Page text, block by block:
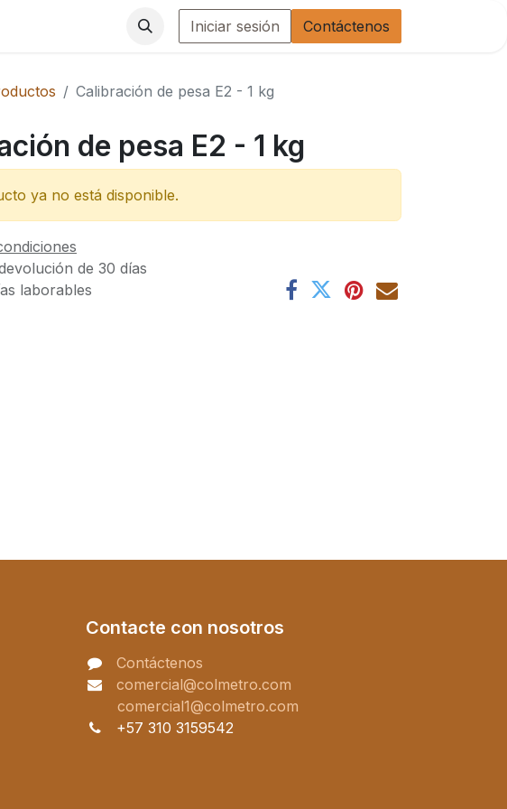
Iniciar sesión Contáctenos
Calibración de pesa E2 - 1 kg
de pesa E2 - 1 kg
ya no está disponible.
de 30 días
laborables
Contacte con nosotros
Contáctenos
comercial@colmetro.com
comercial1@colmetro.com
+57 310 3159542